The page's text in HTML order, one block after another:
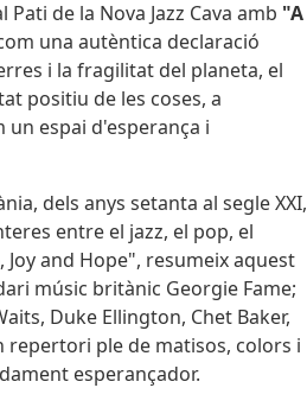
de la Nova Jazz Cava amb "A
una autèntica declaració
i la fragilitat del planeta, el
positiu de les coses, a
espai d'esperança i
dels anys setanta al segle XXI,
entre el jazz, el pop, el
and Hope", resumeix aquest
músic britànic Georgie Fame;
Duke Ellington, Chet Baker,
repertori ple de matisos, colors i
esperançador.